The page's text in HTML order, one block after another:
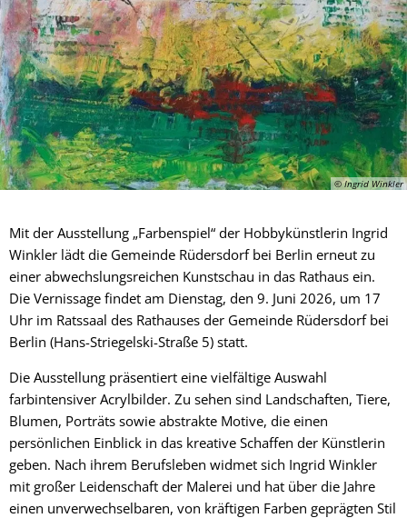
© Ingrid Winkler
Mit der Ausstellung „Farbenspiel“ der Hobbykünstlerin Ingrid
Winkler lädt die Gemeinde Rüdersdorf bei Berlin erneut zu
einer abwechslungsreichen Kunstschau in das Rathaus ein.
Die Vernissage findet am Dienstag, den 9. Juni 2026, um 17
Uhr im Ratssaal des Rathauses der Gemeinde Rüdersdorf bei
Berlin (Hans-Striegelski-Straße 5) statt.
Die Ausstellung präsentiert eine vielfältige Auswahl
farbintensiver Acrylbilder. Zu sehen sind Landschaften, Tiere,
Blumen, Porträts sowie abstrakte Motive, die einen
persönlichen Einblick in das kreative Schaffen der Künstlerin
geben. Nach ihrem Berufsleben widmet sich Ingrid Winkler
mit großer Leidenschaft der Malerei und hat über die Jahre
einen unverwechselbaren, von kräftigen Farben geprägten Stil